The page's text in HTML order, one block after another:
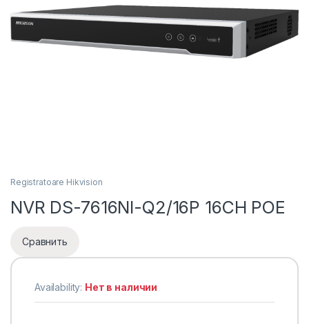
Registratoare Hikvision
NVR DS-7616NI-Q2/16P 16CH POE
Сравнить
Availability: Нет в наличии